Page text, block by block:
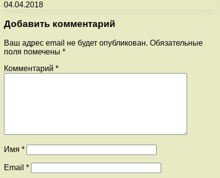
04.04.2018
Добавить комментарий
Ваш адрес email не будет опубликован. Обязательные
поля помечены *
Комментарий *
Имя *
Email *